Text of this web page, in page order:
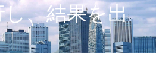
、結果を出